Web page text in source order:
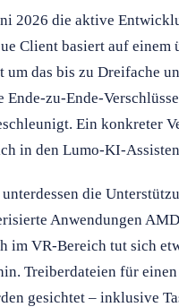
2026 die aktive
Client basiert auf
um das bis zu Dreifache
Ende-zu-Ende-
Ein konkreter
in den Lumo-KI-
die
Anwendungen
im VR-Bereich tut sich
Treiberdateien für
gesichtet – inklusive